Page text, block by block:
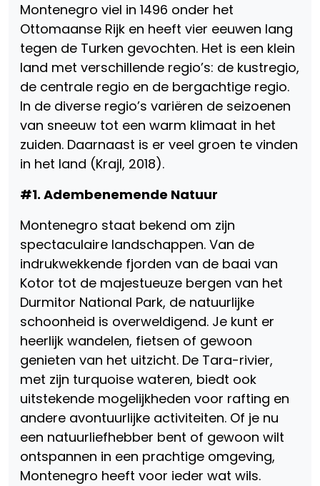
Montenegro viel in 1496 onder het
Ottomaanse Rijk en heeft vier eeuwen lang
tegen de Turken gevochten. Het is een klein
land met verschillende regio’s: de kustregio,
de centrale regio en de bergachtige regio.
In de diverse regio’s variëren de seizoenen
van sneeuw tot een warm klimaat in het
zuiden. Daarnaast is er veel groen te vinden
in het land (Krajl, 2018).
#1. Adembenemende Natuur
Montenegro staat bekend om zijn
spectaculaire landschappen. Van de
indrukwekkende fjorden van de baai van
Kotor tot de majestueuze bergen van het
Durmitor National Park, de natuurlijke
schoonheid is overweldigend. Je kunt er
heerlijk wandelen, fietsen of gewoon
genieten van het uitzicht. De Tara-rivier,
met zijn turquoise wateren, biedt ook
uitstekende mogelijkheden voor rafting en
andere avontuurlijke activiteiten. Of je nu
een natuurliefhebber bent of gewoon wilt
ontspannen in een prachtige omgeving,
Montenegro heeft voor ieder wat wils.